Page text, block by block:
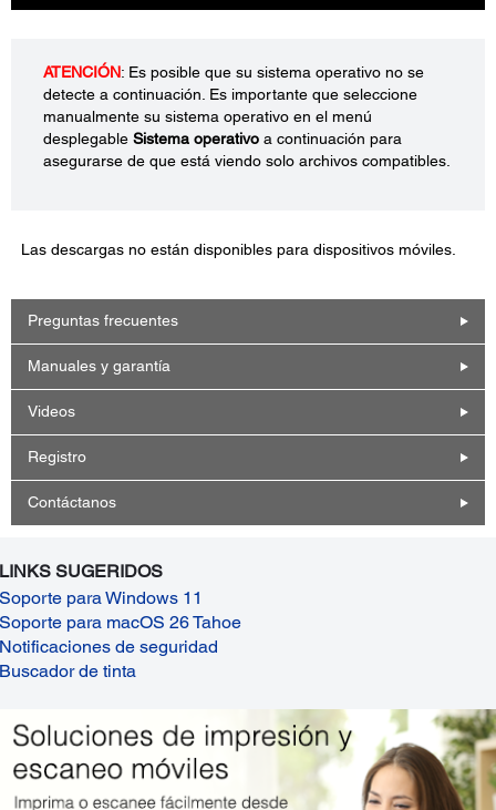
ATENCIÓN: Es posible que su sistema operativo no se
detecte a continuación. Es importante que seleccione
manualmente su sistema operativo en el menú
desplegable Sistema operativo a continuación para
asegurarse de que está viendo solo archivos compatibles.
Las descargas no están disponibles para dispositivos móviles.
Preguntas frecuentes
Manuales y garantía
Videos
Registro
Contáctanos
LINKS SUGERIDOS
Soporte para Windows 11
Soporte para macOS 26 Tahoe
Notificaciones de seguridad
Buscador de tinta